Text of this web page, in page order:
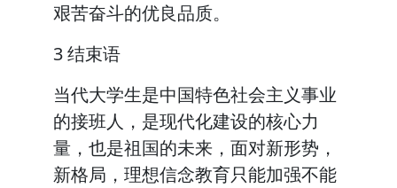
艰苦奋斗的优良品质。
3 结束语
当代大学生是中国特色社会主义事业
的接班人，是现代化建设的核心力
量，也是祖国的未来，面对新形势，
新格局，理想信念教育只能加强不能